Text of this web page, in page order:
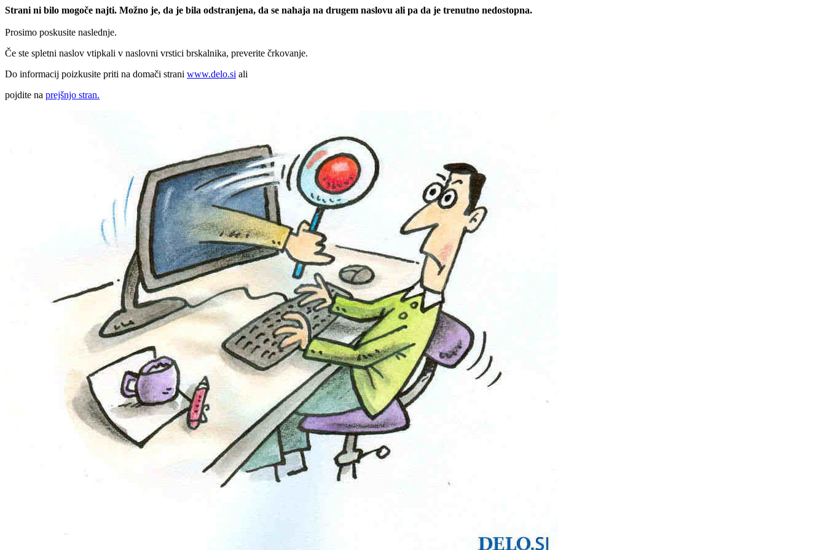
Strani ni bilo mogoče najti. Možno je, da je bila odstranjena, da se nahaja na drugem naslovu ali pa da je trenutno nedostopna.
Prosimo poskusite naslednje.
Če ste spletni naslov vtipkali v naslovni vrstici brskalnika, preverite črkovanje.
Do informacij poizkusite priti na domači strani www.delo.si ali
pojdite na prejšnjo stran.